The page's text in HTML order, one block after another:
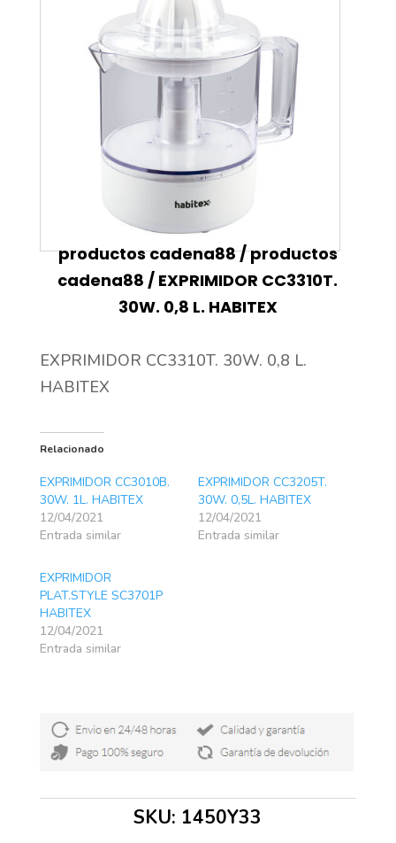
productos cadena88/productos
cadena88 / EXPRIMIDOR CC3310T.
30W. 0,8 L. HABITEX
EXPRIMIDOR CC3310T. 30W. 0,8 L.
HABITEX
Relacionado
EXPRIMIDOR CC3010B.
30W. 1L. HABITEX
12/04/2021
Entrada similar
EXPRIMIDOR CC3205T.
30W. 0,5L. HABITEX
12/04/2021
Entrada similar
EXPRIMIDOR
PLAT.STYLE SC3701P
HABITEX
12/04/2021
Entrada similar
SKU: 1450Y33